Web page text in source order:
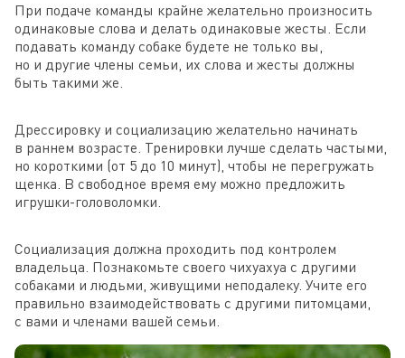
При подаче команды крайне желательно произносить
одинаковые слова и делать одинаковые жесты. Если
подавать команду собаке будете не только вы,
но и другие члены семьи, их слова и жесты должны
быть такими же.
Дрессировку и социализацию желательно начинать
в раннем возрасте. Тренировки лучше сделать частыми,
но короткими (от 5 до 10 минут), чтобы не перегружать
щенка. В свободное время ему можно предложить
игрушки-головоломки.
Социализация должна проходить под контролем
владельца. Познакомьте своего чихуахуа с другими
собаками и людьми, живущими неподалеку. Учите его
правильно взаимодействовать с другими питомцами,
с вами и членами вашей семьи.